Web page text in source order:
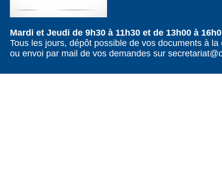
Mardi et Jeudi de 9h30 à 11h30 et de 13h00 à
Tous les jours, dépôt possible de vos documents à
ou envoi par mail de vos demandes sur